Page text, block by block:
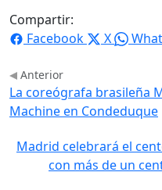
Compartir:
Facebook
X
Anterior
La coreógrafa brasileña
Machine en Condeduque
Madrid celebrará el
con más de un